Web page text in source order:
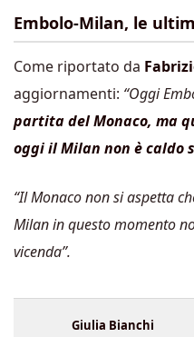
Embolo-Milan, le
Come riportato da
aggiornamenti: “Oggi
partita del Monaco, ma
oggi il Milan non è caldo
“Il Monaco non si aspetta
Milan in questo momento
vicenda”.
Giulia Bianchi